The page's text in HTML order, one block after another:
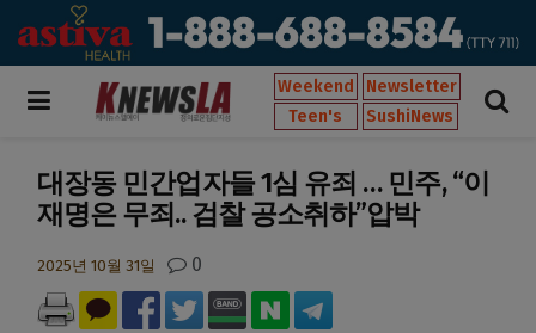
Weekend
Newsletter
Teen's
SushiNews
대장동 민간업자들 1심 유죄 … 민주, “이
재명은 무죄.. 검찰 공소취하”압박
2025년 10월 31일 0